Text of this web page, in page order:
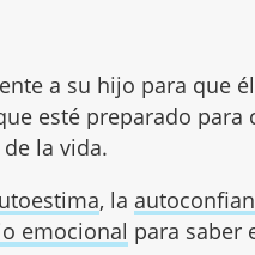
a su hijo para que
esté preparado para
la vida.
, la
emocional para saber